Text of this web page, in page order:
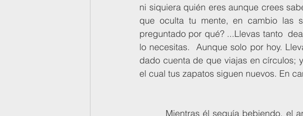
ni siquiera quién eres aunque crees
que oculta tu mente, en cambio las
preguntado por qué? ...Llevas tanto
lo necesitas.  Aunque solo por hoy.
dado cuenta de que viajas en círculos;
el cual tus zapatos siguen nuevos. En